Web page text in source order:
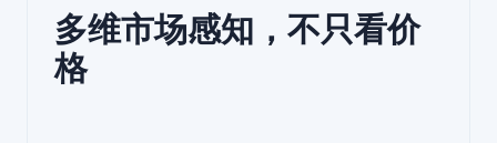
多维市场感知，不只看价
格